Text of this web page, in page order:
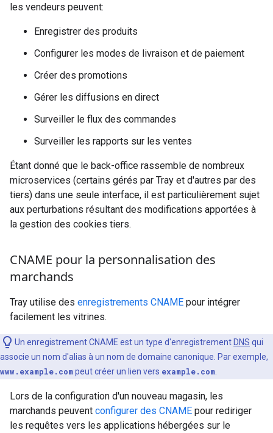
les vendeurs peuvent:
Enregistrer des produits
Configurer les modes de livraison et de paiement
Créer des promotions
Gérer les diffusions en direct
Surveiller le flux des commandes
Surveiller les rapports sur les ventes
Étant donné que le back-office rassemble de nombreux
microservices (certains gérés par Tray et d'autres par des
tiers) dans une seule interface, il est particulièrement sujet
aux perturbations résultant des modifications apportées à
la gestion des cookies tiers.
CNAME pour la personnalisation des
marchands
Tray utilise des enregistrements CNAME pour intégrer
facilement les vitrines.
Un enregistrement CNAME est un type d'enregistrement DNS qui
associe un nom d'alias à un nom de domaine canonique. Par exemple,
www.example.compeut créer un lien vers example.com
Lors de la configuration d'un nouveau magasin, les
marchands peuvent configurer des CNAME pour rediriger
les requêtes vers les applications hébergées sur le